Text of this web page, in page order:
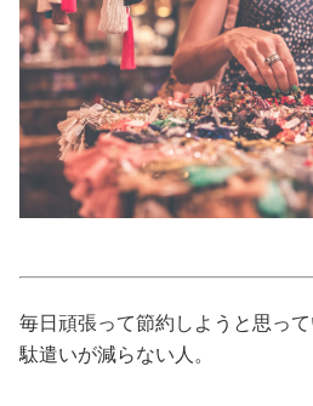
グルメ
トラベル
カルチャー/エンタメ
性と愛
毎日頑張って節約しようと思っ
駄遣いが減らない人。